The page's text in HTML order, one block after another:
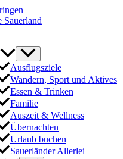
Ausflugsziele
Wandern, Sport und Aktives
Essen & Trinken
Familie
Auszeit & Wellness
Übernachten
Urlaub buchen
Sauerländer Allerlei